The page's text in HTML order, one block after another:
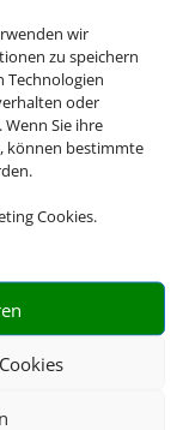
wir
zu speichern
Technologien
oder
Sie ihre
können bestimmte
Cookies.
Reise